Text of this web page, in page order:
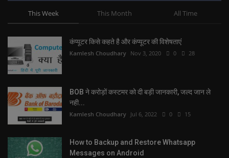
This Week This Month All Time
कंप्यूटर किसे कहते है और कंप्यूटर की विशेषताएं
Kamlesh Choudhary Nov 3, 2020 0 28
BOB ने करोड़ों कस्टमर को दी बड़ी जानकारी, जल्द जान ले
नही...
Kamlesh Choudhary Jul 6, 2022 0 15
How to Backup and Restore Whatsapp
Messages on Android